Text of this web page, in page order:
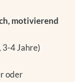
motivierend
4 Jahre)
oder